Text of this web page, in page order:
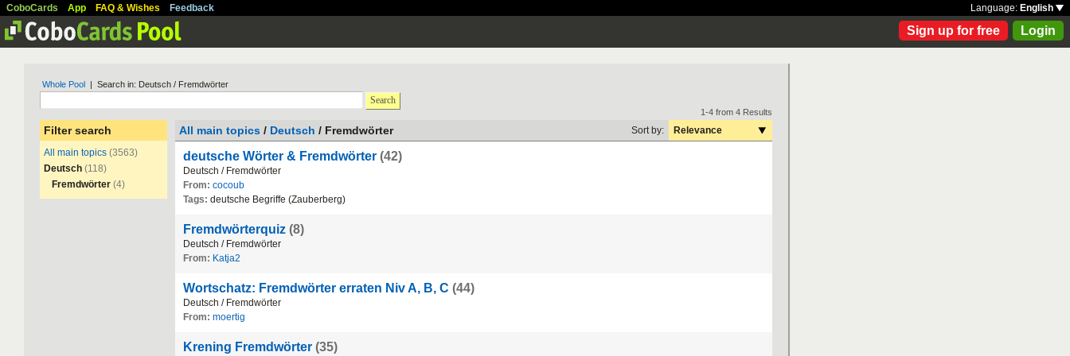
CoboCards App FAQ & Wishes Feedback Language: English
Sign up for free Login
Whole Pool | Search in: Deutsch / Fremdwörter
Search
Filter search
All main topics (3563)
Deutsch (118)
Fremdwörter (4)
1-4 from 4 Results
All main topics / Deutsch / Fremdwörter Sort by: Relevance
deutsche Wörter & Fremdwörter (42)
Deutsch / Fremdwörter
From: cocoub
Tags: deutsche Begriffe (Zauberberg)
Fremdwörterquiz (8)
Deutsch / Fremdwörter
From: Katja2
Wortschatz: Fremdwörter erraten Niv A, B, C (44)
Deutsch / Fremdwörter
From: moertig
Krening Fremdwörter (35)